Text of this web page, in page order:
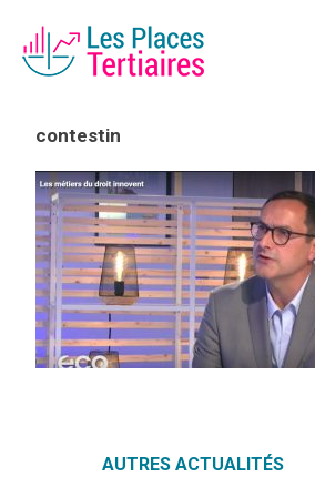
ESPACE
L’ASSOCIATION
LES CLUBS DES PLACES
EVÉNEMENTS
contestin
AUTRES ACTUALITÉS